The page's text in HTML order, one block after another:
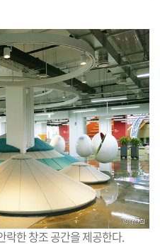
R
L
복
사
유
하
기
크
게
변
경
하
기
작
게
변
경
하
기
락한 창조 공간을 제공한다.